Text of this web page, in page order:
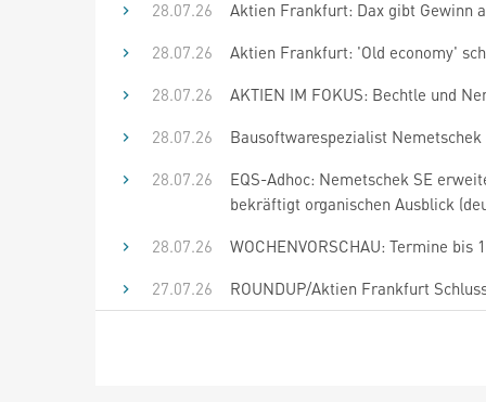
28.07.26
Aktien Frankfurt: Dax gibt Gewinn
28.07.26
Aktien Frankfurt: 'Old economy'
28.07.26
AKTIEN IM FOKUS: Bechtle und
28.07.26
Bausoftwarespezialist
28.07.26
EQS-Adhoc: Nemetschek SE
bekräftigt organischen Ausblick
28.07.26
WOCHENVORSCHAU: Termine bis
27.07.26
ROUNDUP/Aktien Frankfurt